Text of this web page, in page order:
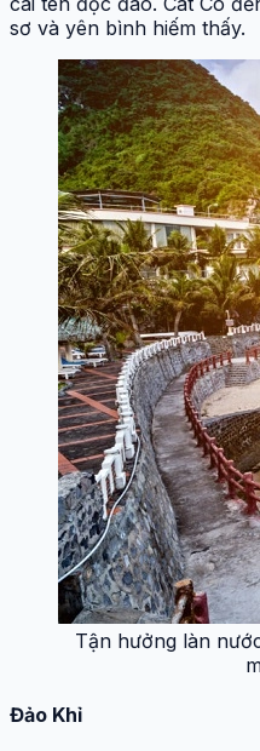
sơ và yên bình hiếm thấy.
Tận hưởng làn
Đảo Khỉ